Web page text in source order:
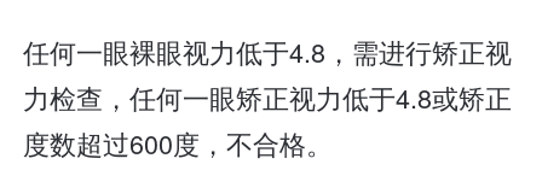
任何一眼裸眼视力低于4.8，需进行矫正视
力检查，任何一眼矫正视力低于4.8或矫正
度数超过600度，不合格。